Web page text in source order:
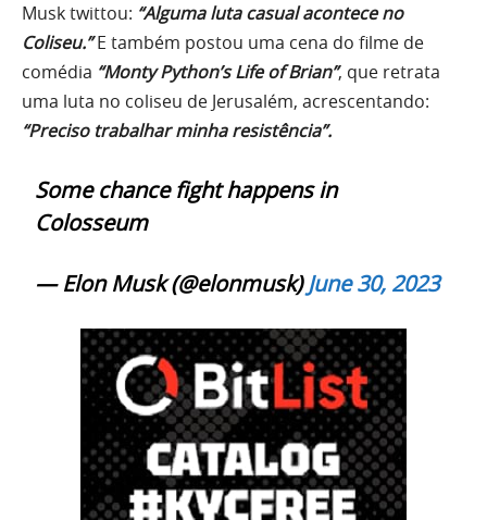
Musk twittou: “Alguma luta casual acontece no
Coliseu.”E também postou uma cena do filme de
comédia “Monty Python’s Life of Brian”, que retrata
uma luta no coliseu de Jerusalém, acrescentando:
“Preciso trabalhar minha resistência”.
Some chance fight happens in
Colosseum
— Elon Musk (@elonmusk)June 30, 2023